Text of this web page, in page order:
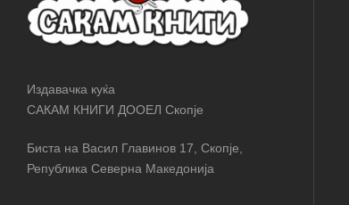
Издавачка куќа
САКАМ КНИГИ ДООЕЛ Скопје
Биста на Васил Главинов 17, Скопје,
Република Северна Македонија